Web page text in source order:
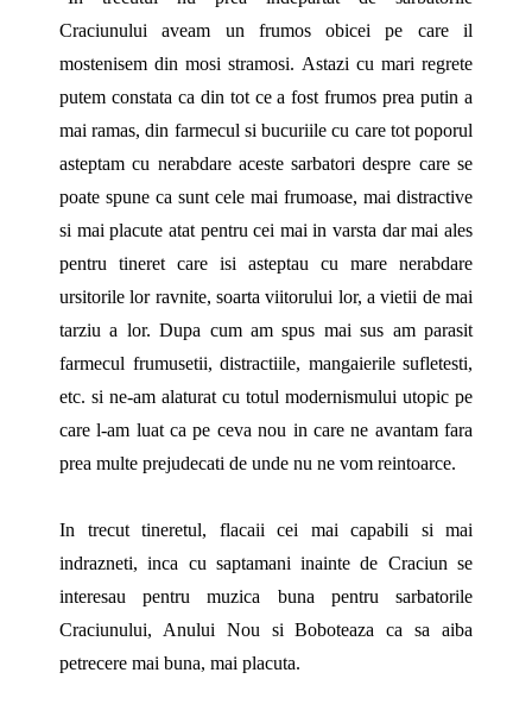
Craciunului aveam un frumos obicei pe care il
mostenisem din mosi stramosi. Astazi cu mari regrete
putem constata ca din tot ce a fost frumos prea putin a
mai ramas, din farmecul si bucuriile cu care tot poporul
asteptam cu nerabdare aceste sarbatori despre care se
poate spune ca sunt cele mai frumoase, mai distractive
si mai placute atat pentru cei mai in varsta dar mai ales
pentru tineret care isi asteptau cu mare nerabdare
ursitorile lor ravnite, soarta viitorului lor, a vietii de mai
tarziu a lor. Dupa cum am spus mai sus am parasit
farmecul frumusetii, distractiile, mangaierile sufletesti,
etc. si ne-am alaturat cu totul modernismului utopic pe
care l-am luat ca pe ceva nou in care ne avantam fara
prea multe prejudecati de unde nu ne vom reintoarce.
In trecut tineretul, flacaii cei mai capabili si mai
indrazneti, inca cu saptamani inainte de Craciun se
interesau pentru muzica buna pentru sarbatorile
Craciunului, Anului Nou si Boboteaza ca sa aiba
petrecere mai buna, mai placuta.